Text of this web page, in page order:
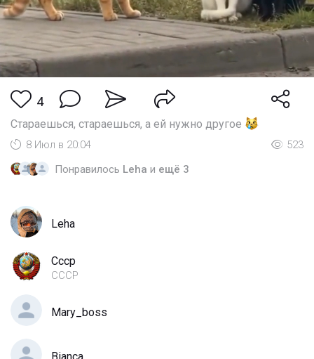
4
Стараешься, стараешься, а ей нужно другое
8 Июл в 20:04
523
Понравилось Leha и ещё 3
Leha
Cccp
СССР
Mary_boss